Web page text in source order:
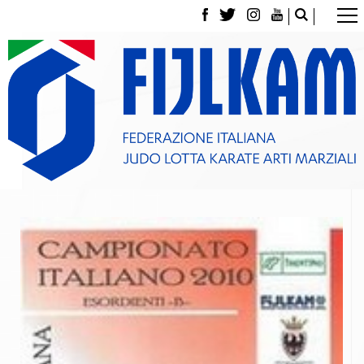
La Federazione
Tesseramento
Contatti
Norme e modulistica Affiliazioni e Tesseramenti
Classifica Società Sportive con più di 100 atleti
tesserati
Dove siamo
Media
Partners
Trasparenza
Judo
La disciplina